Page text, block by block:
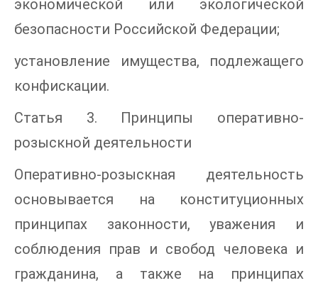
экономической или экологической
безопасности Российской Федерации;
установление имущества, подлежащего
конфискации.
Статья 3. Принципы оперативно-
розыскной деятельности
Оперативно-розыскная деятельность
основывается на конституционных
принципах законности, уважения и
соблюдения прав и свобод человека и
гражданина, а также на принципах